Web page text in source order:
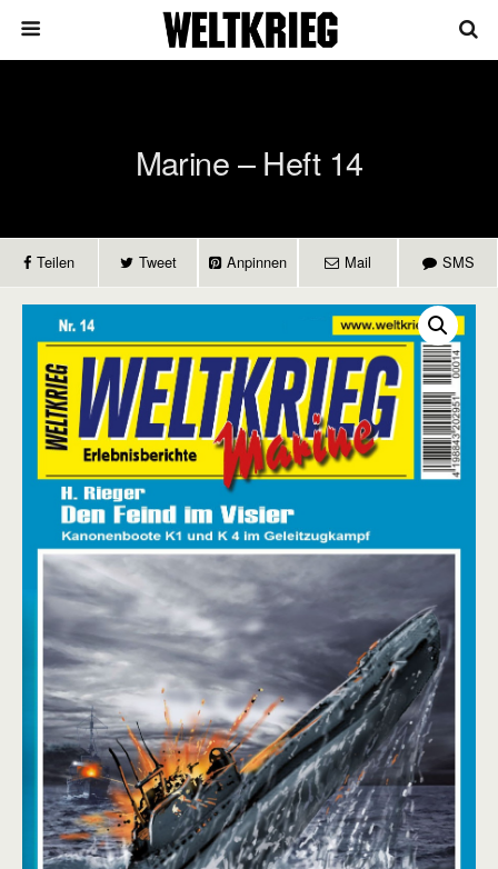
Marine – Heft 14
Teilen Tweet Anpinnen Mail SMS